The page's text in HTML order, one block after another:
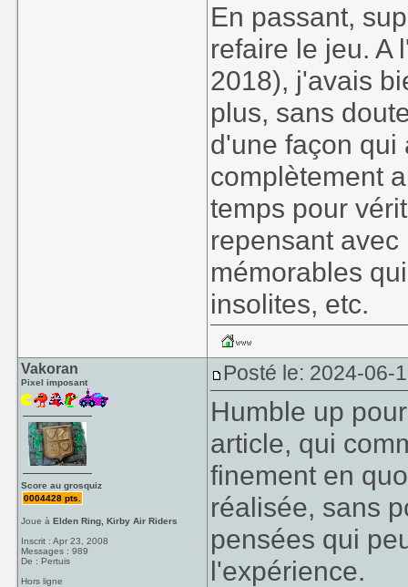
En passant,
refaire le jeu. A
2018), j'avais
plus, sans
d'une façon qui
complètement
temps pour
repensant
mémorables
insolites, etc.
Vakoran
Pixel imposant
Score au grosquiz
0004428 pts.
Joue àElden Ring, Kirby Air Riders
Inscrit : Apr 23, 2008
Messages : 989
De : Pertuis
Hors ligne
Posté le: 2024-06-
Humble up
article, qui
finement en
réalisée, sans
pensées qui
l'expérience.